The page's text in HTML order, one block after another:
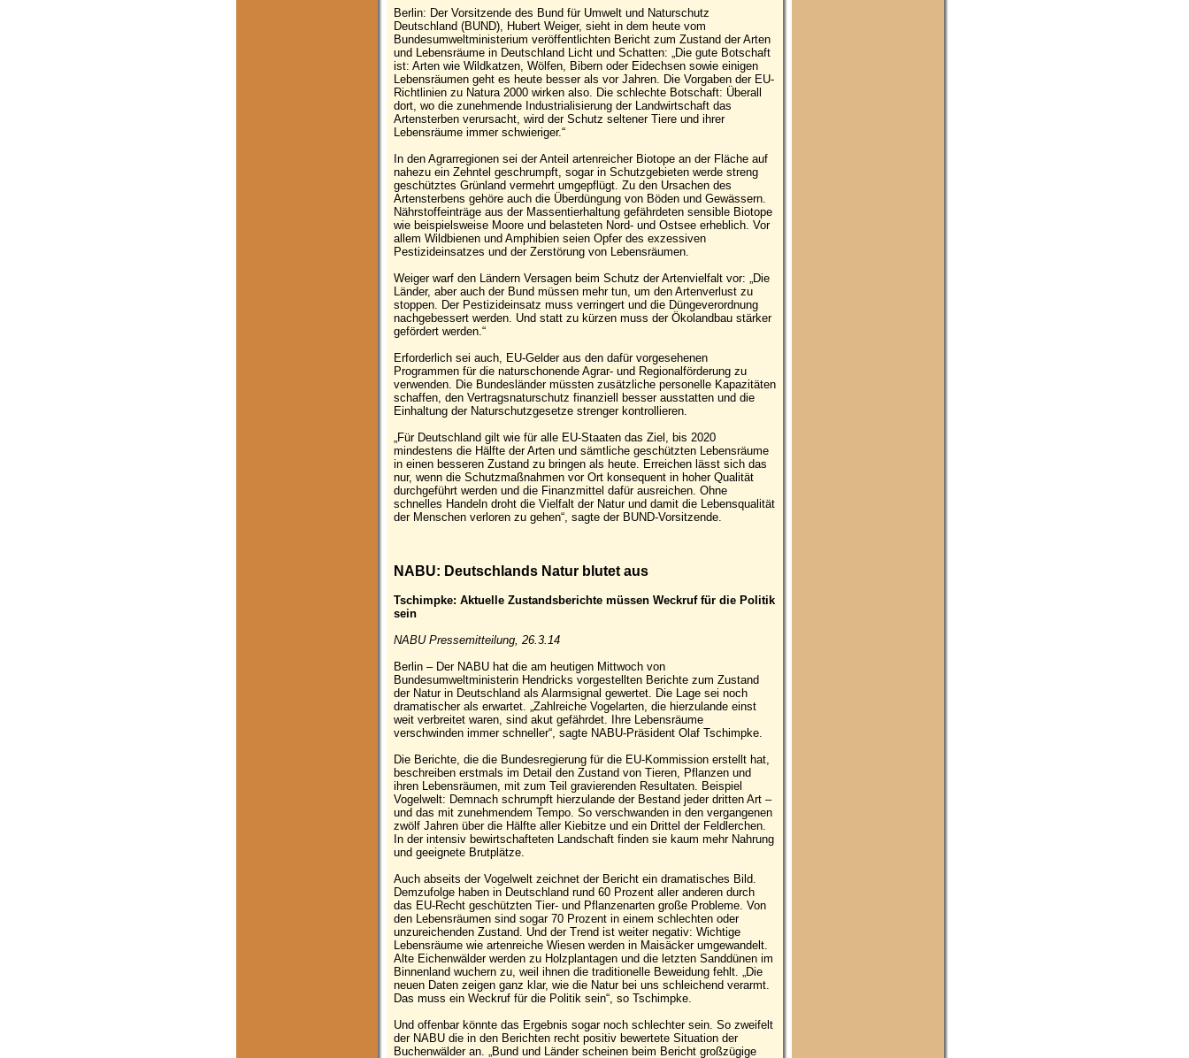
Berlin: Der Vorsitzende des Bund für Umwelt und Naturschutz
Deutschland (BUND), Hubert Weiger, sieht in dem heute vom
Bundesumweltministerium veröffentlichten Bericht zum Zustand der Arten
und Lebensräume in Deutschland Licht und Schatten: „Die gute Botschaft
ist: Arten wie Wildkatzen, Wölfen, Bibern oder Eidechsen sowie einigen
Lebensräumen geht es heute besser als vor Jahren. Die Vorgaben der EU-
Richtlinien zu Natura 2000 wirken also. Die schlechte Botschaft: Überall
dort, wo die zunehmende Industrialisierung der Landwirtschaft das
Artensterben verursacht, wird der Schutz seltener Tiere und ihrer
Lebensräume immer schwieriger.“
In den Agrarregionen sei der Anteil artenreicher Biotope an der Fläche auf
nahezu ein Zehntel geschrumpft, sogar in Schutzgebieten werde streng
geschütztes Grünland vermehrt umgepflügt. Zu den Ursachen des
Artensterbens gehöre auch die Überdüngung von Böden und Gewässern.
Nährstoffeinträge aus der Massentierhaltung gefährdeten sensible Biotope
wie beispielsweise Moore und belasteten Nord- und Ostsee erheblich. Vor
allem Wildbienen und Amphibien seien Opfer des exzessiven
Pestizideinsatzes und der Zerstörung von Lebensräumen.
Weiger warf den Ländern Versagen beim Schutz der Artenvielfalt vor: „Die
Länder, aber auch der Bund müssen mehr tun, um den Artenverlust zu
stoppen. Der Pestizideinsatz muss verringert und die Düngeverordnung
nachgebessert werden. Und statt zu kürzen muss der Ökolandbau stärker
gefördert werden.“
Erforderlich sei auch, EU-Gelder aus den dafür vorgesehenen
Programmen für die naturschonende Agrar- und Regionalförderung zu
verwenden. Die Bundesländer müssten zusätzliche personelle Kapazitäten
schaffen, den Vertragsnaturschutz finanziell besser ausstatten und die
Einhaltung der Naturschutzgesetze strenger kontrollieren.
„Für Deutschland gilt wie für alle EU-Staaten das Ziel, bis 2020
mindestens die Hälfte der Arten und sämtliche geschützten Lebensräume
in einen besseren Zustand zu bringen als heute. Erreichen lässt sich das
nur, wenn die Schutzmaßnahmen vor Ort konsequent in hoher Qualität
durchgeführt werden und die Finanzmittel dafür ausreichen. Ohne
schnelles Handeln droht die Vielfalt der Natur und damit die Lebensqualität
der Menschen verloren zu gehen“, sagte der BUND-Vorsitzende.
NABU: Deutschlands Natur blutet aus
Tschimpke: Aktuelle Zustandsberichte müssen Weckruf für die Politik
sein
NABU Pressemitteilung, 26.3.14
Berlin – Der NABU hat die am heutigen Mittwoch von
Bundesumweltministerin Hendricks vorgestellten Berichte zum Zustand
der Natur in Deutschland als Alarmsignal gewertet. Die Lage sei noch
dramatischer als erwartet. „Zahlreiche Vogelarten, die hierzulande einst
weit verbreitet waren, sind akut gefährdet. Ihre Lebensräume
verschwinden immer schneller“, sagte NABU-Präsident Olaf Tschimpke.
Die Berichte, die die Bundesregierung für die EU-Kommission erstellt hat,
beschreiben erstmals im Detail den Zustand von Tieren, Pflanzen und
ihren Lebensräumen, mit zum Teil gravierenden Resultaten. Beispiel
Vogelwelt: Demnach schrumpft hierzulande der Bestand jeder dritten Art –
und das mit zunehmendem Tempo. So verschwanden in den vergangenen
zwölf Jahren über die Hälfte aller Kiebitze und ein Drittel der Feldlerchen.
In der intensiv bewirtschafteten Landschaft finden sie kaum mehr Nahrung
und geeignete Brutplätze.
Auch abseits der Vogelwelt zeichnet der Bericht ein dramatisches Bild.
Demzufolge haben in Deutschland rund 60 Prozent aller anderen durch
das EU-Recht geschützten Tier- und Pflanzenarten große Probleme. Von
den Lebensräumen sind sogar 70 Prozent in einem schlechten oder
unzureichenden Zustand. Und der Trend ist weiter negativ: Wichtige
Lebensräume wie artenreiche Wiesen werden in Maisäcker umgewandelt.
Alte Eichenwälder werden zu Holzplantagen und die letzten Sanddünen im
Binnenland wuchern zu, weil ihnen die traditionelle Beweidung fehlt. „Die
neuen Daten zeigen ganz klar, wie die Natur bei uns schleichend verarmt.
Das muss ein Weckruf für die Politik sein“, so Tschimpke.
Und offenbar könnte das Ergebnis sogar noch schlechter sein. So zweifelt
der NABU die in den Berichten recht positiv bewertete Situation der
Buchenwälder an. „Bund und Länder scheinen beim Bericht großzügige